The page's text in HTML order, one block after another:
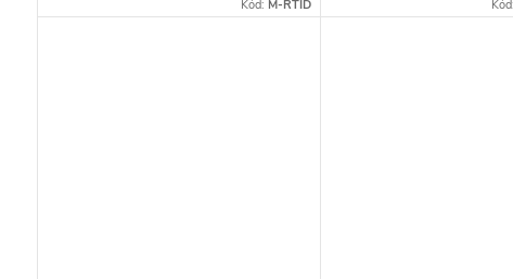
Kód: M-RTID Kód: